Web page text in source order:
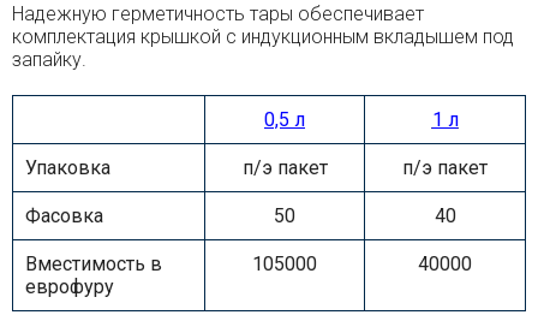
Надежную герметичность тары обеспечивает
комплектация крышкой с индукционным вкладышем под
запайку.
0,5 л 1 л
Упаковка п/э пакет п/э пакет
Фасовка 50 40
Вместимость в
еврофуру
105000 40000